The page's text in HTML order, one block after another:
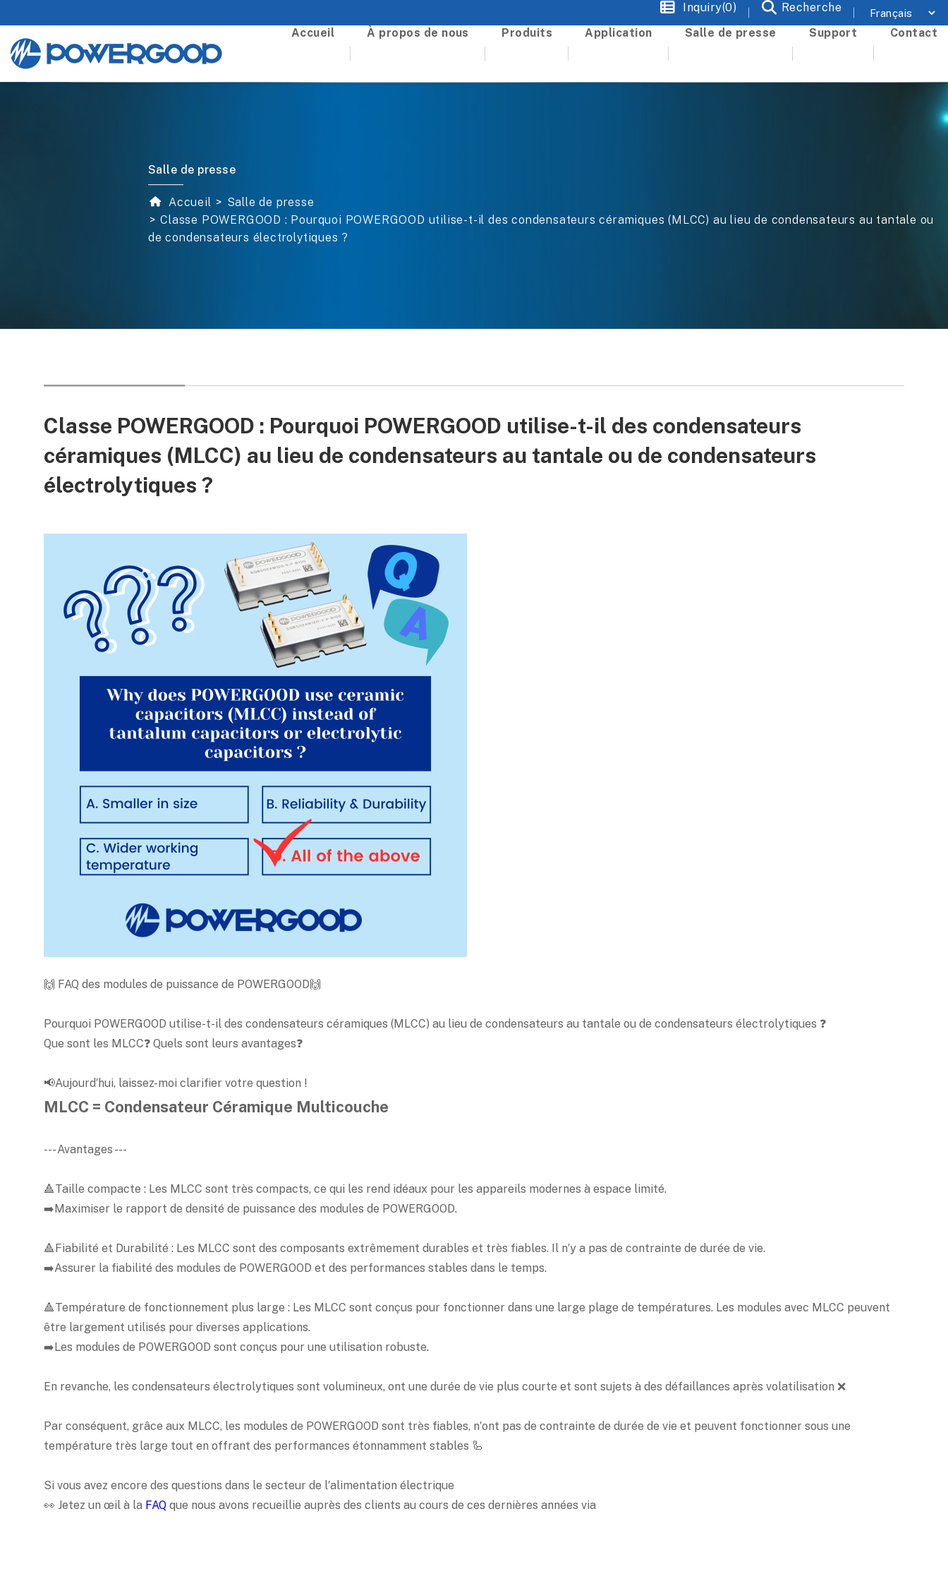
Inquiry(0)
Recherche
Accueil
À propos de nous Produits Application Salle de presse Support Contact
Salle de presse
Accueil
Salle de presse
Classe POWERGOOD : Pourquoi POWERGOOD utilise-t-il des condensateurs céramiques (MLCC) au lieu de condensateurs au tantale ou
de condensateurs électrolytiques ?
Classe POWERGOOD : Pourquoi POWERGOOD utilise-t-il des condensateurs
céramiques (MLCC) au lieu de condensateurs au tantale ou de condensateurs
électrolytiques ?
🙌 FAQ des modules de puissance de POWERGOOD🙌
Pourquoi POWERGOOD utilise-t-il des condensateurs céramiques (MLCC) au lieu de condensateurs au tantale ou de condensateurs électrolytiques ❓
Que sont les MLCC❓ Quels sont leurs avantages❓
📢Aujourd′hui, laissez-moi clarifier votre question !
MLCC = Condensateur Céramique Multicouche
--- Avantages ---
🔺Taille compacte : Les MLCC sont très compacts, ce qui les rend idéaux pour les appareils modernes à espace limité.
➡️Maximiser le rapport de densité de puissance des modules de POWERGOOD.
🔺Fiabilité et Durabilité : Les MLCC sont des composants extrêmement durables et très fiables. Il n′y a pas de contrainte de durée de vie.
➡️Assurer la fiabilité des modules de POWERGOOD et des performances stables dans le temps.
🔺Température de fonctionnement plus large : Les MLCC sont conçus pour fonctionner dans une large plage de températures. Les modules avec MLCC peuvent
être largement utilisés pour diverses applications.
➡️Les modules de POWERGOOD sont conçus pour une utilisation robuste.
En revanche, les condensateurs électrolytiques sont volumineux, ont une durée de vie plus courte et sont sujets à des défaillances après volatilisation ❌
Par conséquent, grâce aux MLCC, les modules de POWERGOOD sont très fiables, n′ont pas de contrainte de durée de vie et peuvent fonctionner sous une
température très large tout en offrant des performances étonnamment stables 🦾
Si vous avez encore des questions dans le secteur de l′alimentation électrique
👀 Jetez un œil à la FAQ que nous avons recueillie auprès des clients au cours de ces dernières années via